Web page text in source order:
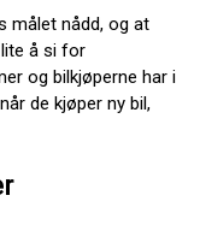
målet nådd, og at
å si for
og bilkjøperne har i
de kjøper ny bil,